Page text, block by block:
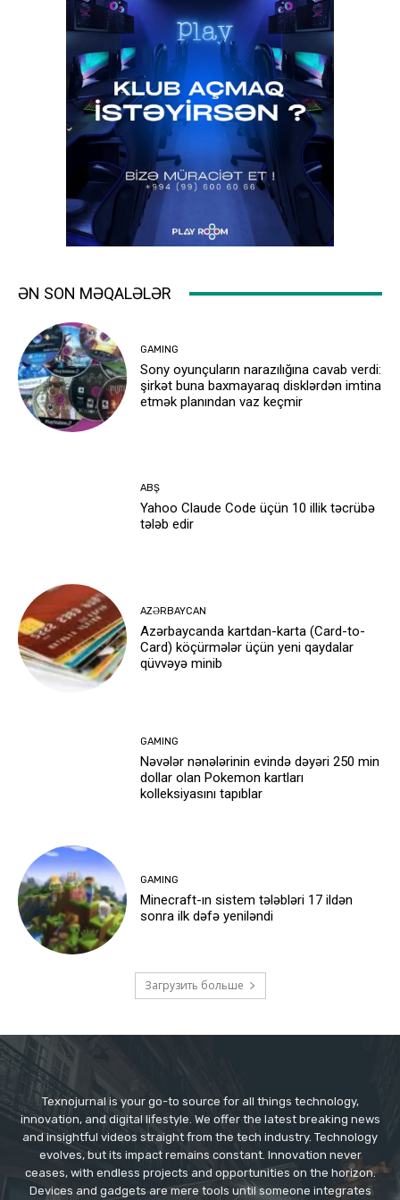
ƏN SON MƏQALƏLƏR
GAMING
Sony oyunçuların narazılığına cavab verdi:
şirkət buna baxmayaraq disklərdən imtina
etmək planından vaz keçmir
ABŞ
Yahoo Claude Code üçün 10 illik təcrübə
tələb edir
AZƏRBAYCAN
Azərbaycanda kartdan-karta (Card-to-
Card) köçürmələr üçün yeni qaydalar
qüvvəyə minib
GAMING
Nəvələr nənələrinin evində dəyəri 250 min
dollar olan Pokemon kartları
kolleksiyasını tapıblar
GAMING
Minecraft-ın sistem tələbləri 17 ildən
sonra ilk dəfə yeniləndi
Загрузить больше
Texnojurnal is your go-to source for all things technology,
innovation, and digital lifestyle. We offer the latest breaking news
and insightful videos straight from the tech industry. Technology
evolves, but its impact remains constant. Innovation never
ceases, with endless projects and opportunities on the horizon.
Devices and gadgets are mere tools until someone integrates